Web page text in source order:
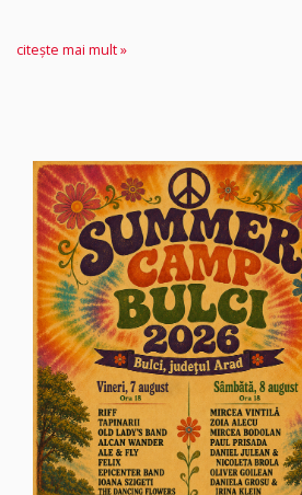
citește mai mult »